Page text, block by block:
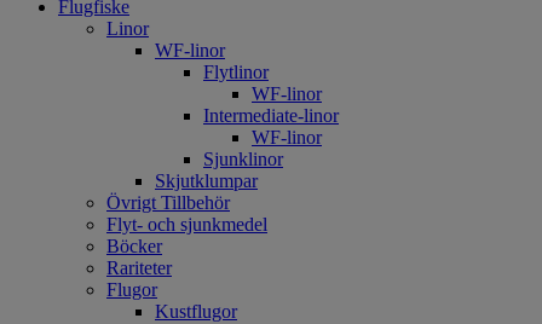
Flugfiske
Linor
WF-linor
Flytlinor
WF-linor
Intermediate-linor
WF-linor
Sjunklinor
Skjutklumpar
Övrigt Tillbehör
Flyt- och sjunkmedel
Böcker
Rariteter
Flugor
Kustflugor